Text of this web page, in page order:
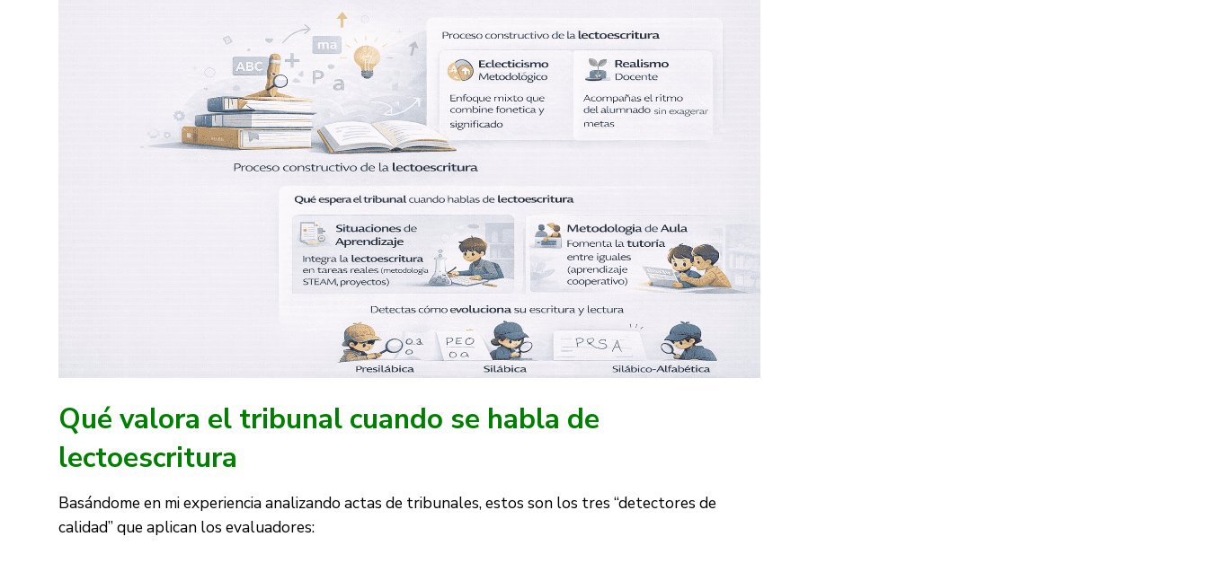
Qué valora el tribunal cuando se habla de
lectoescritura
Basándome en mi experiencia analizando actas de tribunales, estos son los tres “detectores de
calidad” que aplican los evaluadores: